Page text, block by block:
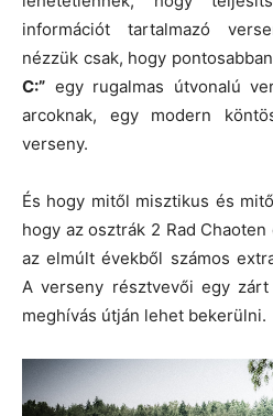
információt tartalmazó
nézzük csak, hogy
C:” egy rugalmas útvonalú
arcoknak, egy modern
verseny.
És hogy mitől misztikus és
hogy az osztrák 2 Rad
az elmúlt évekből számos
A verseny résztvevői egy
meghívás útján lehet bekerülni.